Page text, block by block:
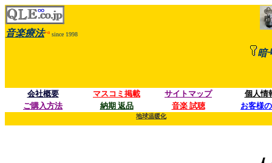
音楽療法+α since 1998
暗
会社概要 マスコミ掲載 サイトマップ
個人情
ご購入方法
納期 返品 音楽 試聴 お客様
地球温暖化